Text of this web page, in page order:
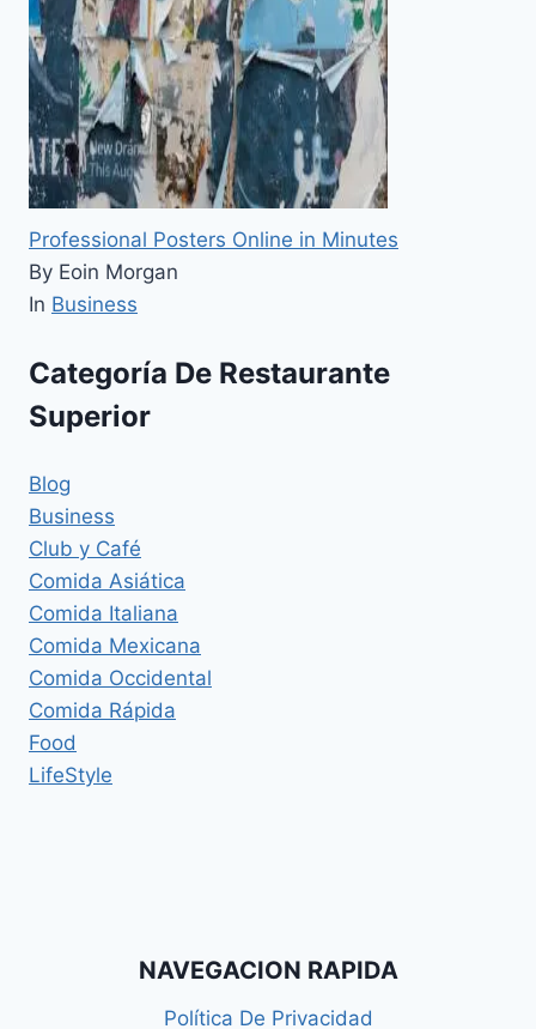
Professional Posters Online in Minutes
By Eoin Morgan
In Business
Categoría De Restaurante
Superior
Blog
Business
Club y Café
Comida Asiática
Comida Italiana
Comida Mexicana
Comida Occidental
Comida Rápida
Food
LifeStyle
NAVEGACION RAPIDA
Política De Privacidad